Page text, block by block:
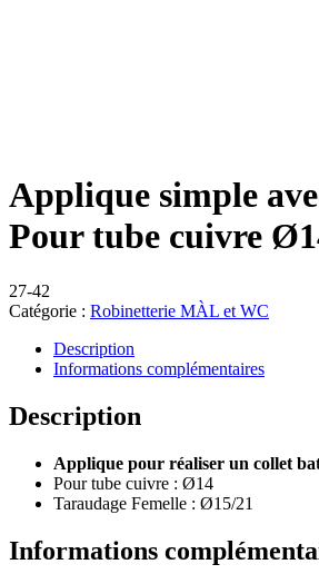
Applique simple
Pour tube cuivre
27-42
Catégorie : Robinetterie MÀL et WC
Description
Informations complémentaires
Description
Applique pour réaliser un collet
Pour tube cuivre : Ø14
Taraudage Femelle : Ø15/21
Informations